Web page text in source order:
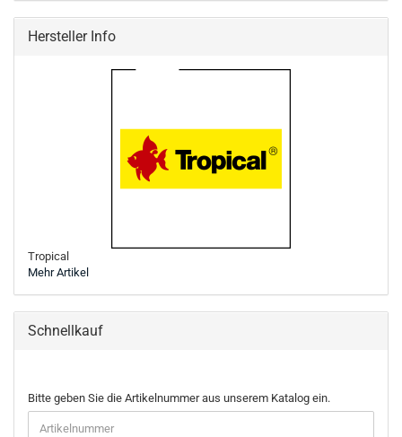
Hersteller Info
Tropical
Mehr Artikel
Schnellkauf
BITTE
GEBEN
SIE
Bitte geben Sie die Artikelnummer aus unserem Katalog ein.